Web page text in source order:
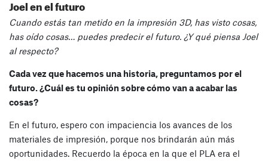
Joel en el futuro
Cuando estás tan metido en la impresión 3D, has visto cosas,
has oído cosas… puedes predecir el futuro. ¿Y qué piensa Joel
al respecto?
Cada vez que hacemos una historia, preguntamos por el
futuro. ¿Cuál es tu opinión sobre cómo van a acabar las
cosas?
En el futuro, espero con impaciencia los avances de los
materiales de impresión, porque nos brindarán aún más
oportunidades. Recuerdo la época en la que el PLA era el